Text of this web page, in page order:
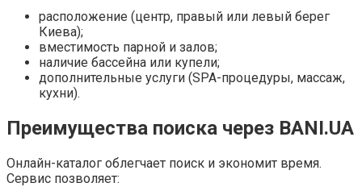
расположение (центр, правый или левый берег
Киева);
вместимость парной и залов;
наличие бассейна или купели;
дополнительные услуги (SPA-процедуры, массаж,
кухни).
Преимущества поиска через BANI.UA
Онлайн-каталог облегчает поиск и экономит время.
Сервис позволяет: